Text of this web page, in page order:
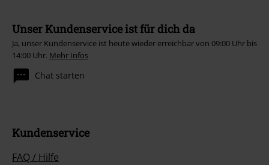
Unser Kundenservice ist für dich da
Ja, unser Kundenservice ist heute wieder erreichbar von 09:00 Uhr bis
14:00 Uhr. Mehr Infos
Chat starten
Kundenservice
FAQ / Hilfe